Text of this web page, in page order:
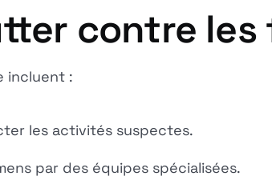
contre les
incluent :
les activités suspectes.
par des équipes spécialisées.